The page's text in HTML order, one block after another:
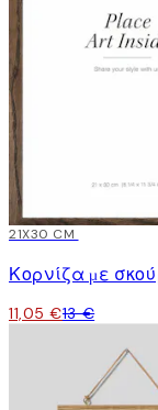
15%*
21X30 CM
Κορνίζα με
11,05 €13 €